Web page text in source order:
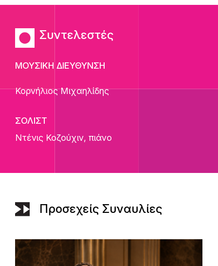
Συντελεστές
ΜΟΥΣΙΚΗ ΔΙΕΥΘΥΝΣΗ
Κορνήλιος Μιχαηλίδης
ΣΟΛΙΣΤ
Ντένις Κοζούχιν, πιάνο
Προσεχείς Συναυλίες